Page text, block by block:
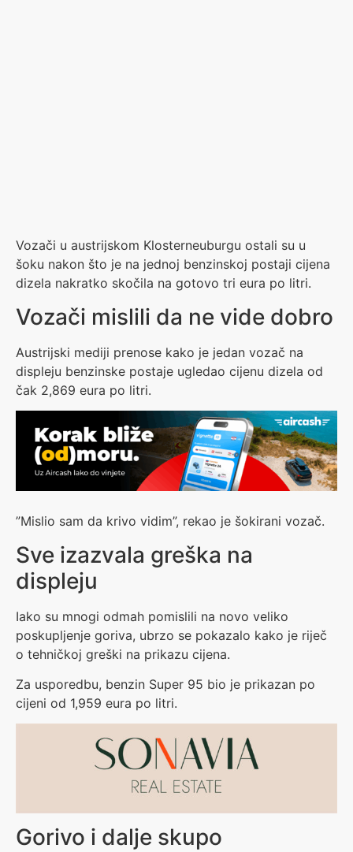
Vozači u austrijskom Klosterneuburgu ostali su u
šoku nakon što je na jednoj benzinskoj postaji cijena
dizela nakratko skočila na gotovo tri eura po litri.
Vozači mislili da ne vide dobro
Austrijski mediji prenose kako je jedan vozač na
displeju benzinske postaje ugledao cijenu dizela od
čak 2,869 eura po litri.
”Mislio sam da krivo vidim”, rekao je šokirani vozač.
Sve izazvala greška na
displeju
Iako su mnogi odmah pomislili na novo veliko
poskupljenje goriva, ubrzo se pokazalo kako je riječ
o tehničkoj greški na prikazu cijena.
Za usporedbu, benzin Super 95 bio je prikazan po
cijeni od 1,959 eura po litri.
Gorivo i dalje skupo